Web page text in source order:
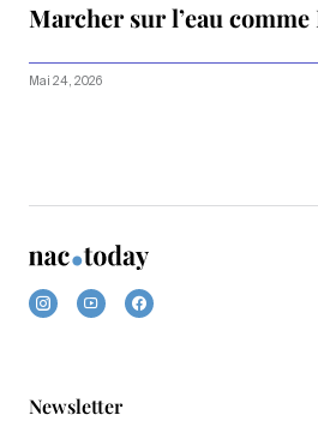
Marcher sur l’eau
Mai 24, 2026
Newsletter